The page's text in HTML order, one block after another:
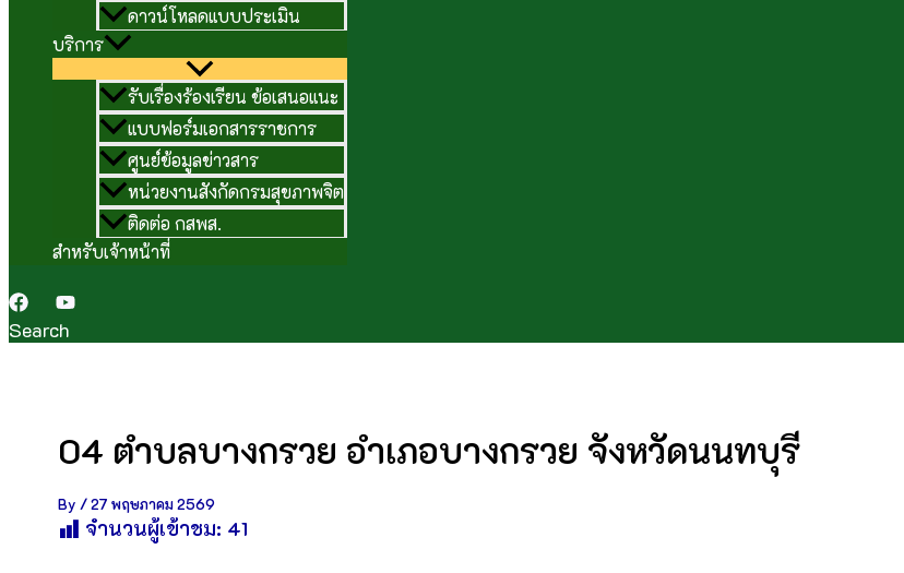
ดาวน์โหลดแบบประเมิน
บริการ
รับเรื่องร้องเรียน ข้อเสนอแนะ
แบบฟอร์มเอกสารราชการ
ศูนย์ข้อมูลข่าวสาร
หน่วยงานสังกัดกรมสุขภาพจิต
ติดต่อ กสพส.
สำหรับเจ้าหน้าที่
Search
04 ตำบลบางกรวย อำเภอบางกรวย จังหวัดนนทบุรี
By /27 พฤษภาคม 2569
จำนวนผู้เข้าชม: 41